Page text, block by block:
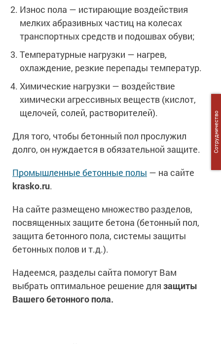
Износ пола — истирающие воздействия
мелких абразивных частиц на колесах
транспортных средств и подошвах обуви;
Температурные нагрузки — нагрев,
охлаждение, резкие перепады температур.
Химические нагрузки — воздействие
химически агрессивных веществ (кислот,
щелочей, солей, растворителей).
Для того, чтобы бетонный пол прослужил
долго, он нуждается в обязательной защите.
Промышленные бетонные полы — на сайте
krasko.ru.
На сайте размещено множество разделов,
посвященных защите бетона (бетонный пол,
защита бетонного пола, системы защиты
бетонных полов и т.д.).
Надеемся, разделы сайта помогут Вам
выбрать оптимальное решение для защиты
Вашего бетонного пола.
Сотрудничество